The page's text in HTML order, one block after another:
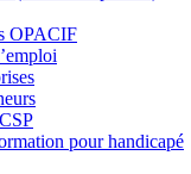
OPACIF
pour handicapé